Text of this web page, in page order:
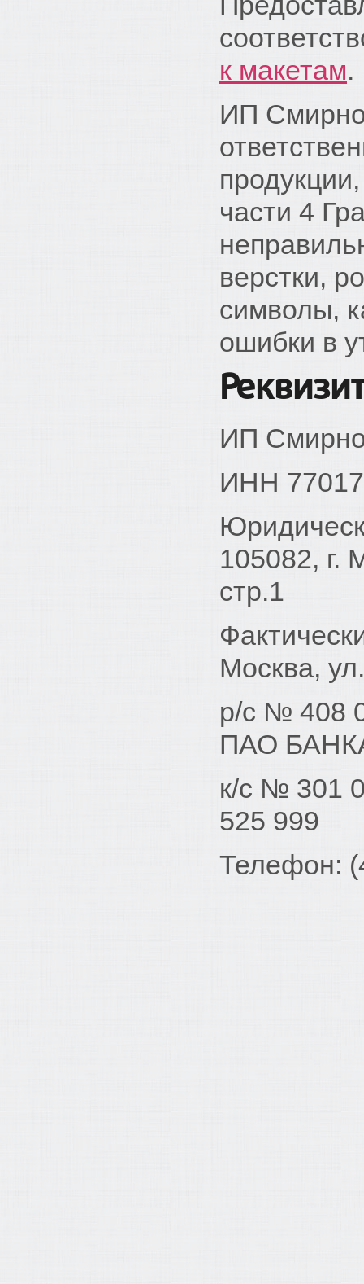
к макетам.
ИП
части 4
верстки,
символы,
ошибки в
ИП
ИНН
105082, г.
стр.1
Москва,
р/с № 408
ПАО
к/с № 301
525 999
Телефон: